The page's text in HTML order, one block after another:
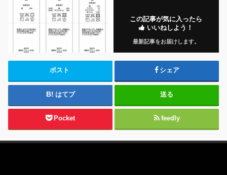
この記事が気に入ったら
いいねしよう！
最新記事をお届けします。
ポスト シェア
はてブ 送る
Pocket feedly